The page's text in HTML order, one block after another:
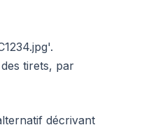
tirets, par
décrivant